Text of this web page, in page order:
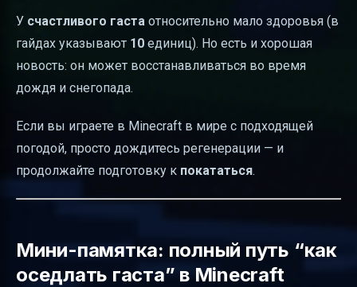
У счастливого гаста относительно мало здоровья (в
гайдах указывают 10 единиц). Но есть и хорошая
новость: он может восстанавливаться во время
дождя и снегопада.
Если вы играете в Minecraft в мире с подходящей
погодой, просто дождитесь регенерации — и
продолжайте подготовку к покататься.
Мини-памятка: полный путь “как
оседлать гаста” в Minecraft